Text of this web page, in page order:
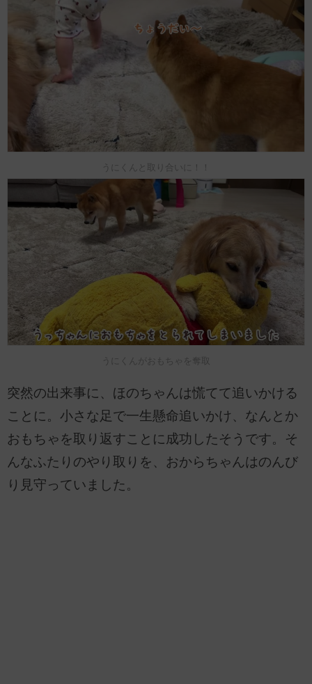
うにくんと取り合いに！！
うにくんがおもちゃを奪取
突然の出来事に、ほのちゃんは慌てて追いかける
ことに。小さな足で一生懸命追いかけ、なんとか
おもちゃを取り返すことに成功したそうです。そ
んなふたりのやり取りを、おからちゃんはのんび
り見守っていました。